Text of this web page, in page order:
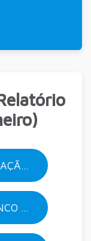
RREO 1 BIM 2022 ALIENAÇÃO DE BENS
RREO 1 BIM 2022 BALANCO ORÇAMENTÁRIO